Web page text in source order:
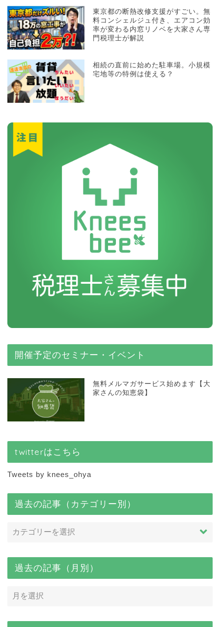
東京都の断熱改修支援がすごい。無
料コンシェルジュ付き、エアコン効
率が変わる内窓リノベを大家さん専
門税理士が解説
相続の直前に始めた駐車場。小規模
宅地等の特例は使える？
開催予定のセミナー・イベント
無料メルマガサービス始めます【大
家さんの知恵袋】
twitterはこちら
Tweets by knees_ohya
過去の記事（カテゴリー別）
過去の記事（月別）